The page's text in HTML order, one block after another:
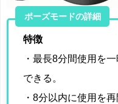
ポーズモードの詳細
特徴
・最長8分間使用を
できる。
・8分以内に使用を